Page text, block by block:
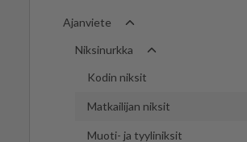
Ajanviete
Niksinurkka
Kodin niksit
Matkailijan niksit
Muoti- ja tyyliniksit